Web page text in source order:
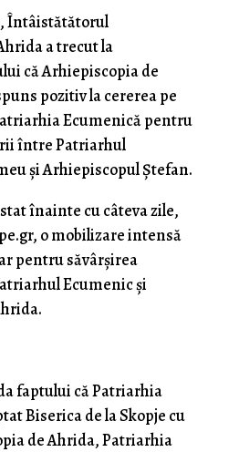
Întâistătătorul
a trecut la
că Arhiepiscopia de
pozitiv la cererea pe
Ecumenică pentru
între Patriarhul
și Arhiepiscopul Ștefan.
înainte cu câteva zile,
o mobilizare intensă
pentru săvârșirea
Ecumenic și
faptului că Patriarhia
Biserica de la Skopje cu
de Ahrida, Patriarhia